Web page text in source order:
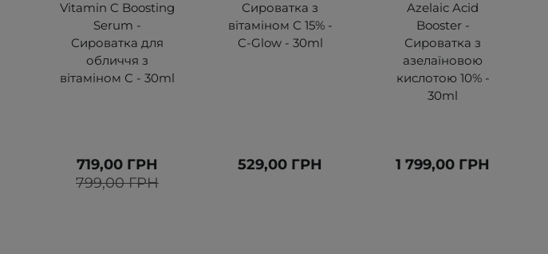
Vitamin C Boosting
Serum -
Сироватка для
обличчя з
вітаміном С - 30ml
799,00 ГРН
719,00 ГРН
Сироватка з
вітаміном С 15% -
C-Glow - 30ml
529,00 ГРН
Azelaic Acid
Booster -
Сироватка з
азелаїновою
кислотою 10% -
30ml
1 799,00 ГРН